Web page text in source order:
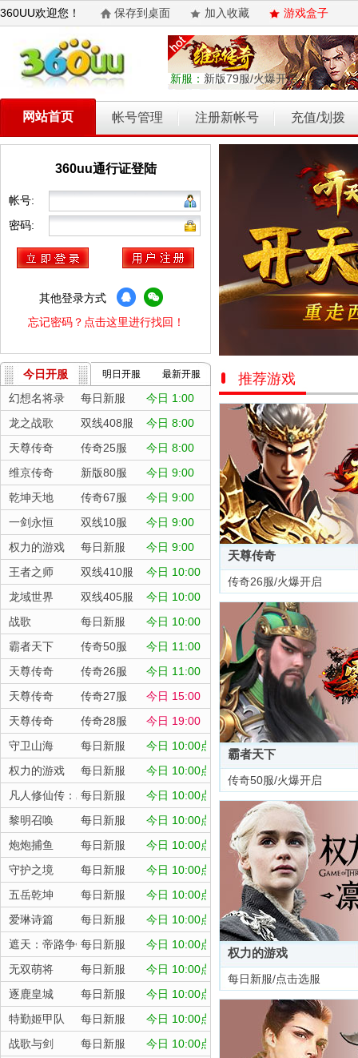
360UU欢迎您！ 保存到桌面 加入收藏 游戏盒子
新服： 新版79服/火爆开启
网站首页 帐号管理 注册新帐号 充值/划拨
360uu通行证登陆
帐号:
密码:
其他登录方式
忘记密码？点击这里进行找回！
今日开服 明日开服 最新开服
幻想名将录 每日新服
今日 1:00
龙之战歌
双线408服
今日 8:00
天尊传奇
传奇25服
今日 8:00
维京传奇
新版80服
今日 9:00
乾坤天地
传奇67服
今日 9:00
一剑永恒
双线10服
今日 9:00
权力的游戏
每日新服
今日 9:00
王者之师
双线410服
今日 10:00
龙域世界
双线405服
今日 10:00
战歌
每日新服
今日 10:00
霸者天下
传奇50服
今日 11:00
天尊传奇
传奇26服
今日 11:00
天尊传奇
传奇27服
今日 15:00
天尊传奇
传奇28服
今日 19:00
守卫山海
每日新服
今日 10:00点
权力的游戏
每日新服
今日 10:00点
凡人修仙传：星海飞驰
每日新服
今日 10:00点
黎明召唤
每日新服
今日 10:00点
炮炮捕鱼
每日新服
今日 10:00点
守护之境
每日新服
今日 10:00点
五岳乾坤
每日新服
今日 10:00点
爱琳诗篇
每日新服
今日 10:00点
遮天：帝路争锋每日新服
今日 10:00点
无双萌将
每日新服
今日 10:00点
逐鹿皇城
每日新服
今日 10:00点
特勤姬甲队
每日新服
今日 10:00点
战歌与剑
每日新服
今日 10:00点
推荐游戏
天尊传奇
传奇26服/火爆开启
霸者天下
传奇50服/火爆开启
权力的游戏
每日新服/点击选服